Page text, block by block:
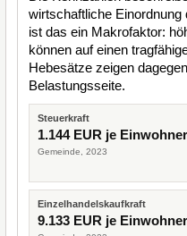
wirtschaftliche
ist das ein Makrofaktor:
können auf einen
Hebesätze zeigen
Belastungsseite.
Steuerkraft
1.144 EUR je Einwohner
Gemeinde, 2023
Einzelhandelskaufkraft
9.133 EUR je Einwohner